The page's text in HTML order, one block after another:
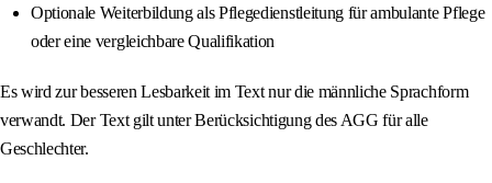
Optionale Weiterbildung als Pflegedienstleitung für ambulante Pflege
oder eine vergleichbare Qualifikation
Es wird zur besseren Lesbarkeit im Text nur die männliche Sprachform
verwandt. Der Text gilt unter Berücksichtigung des AGG für alle
Geschlechter.